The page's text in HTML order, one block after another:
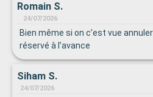
Romain S.
24/07/2026
Bien même si on c’est vue
réservé à l’avance
Siham S.
24/07/2026